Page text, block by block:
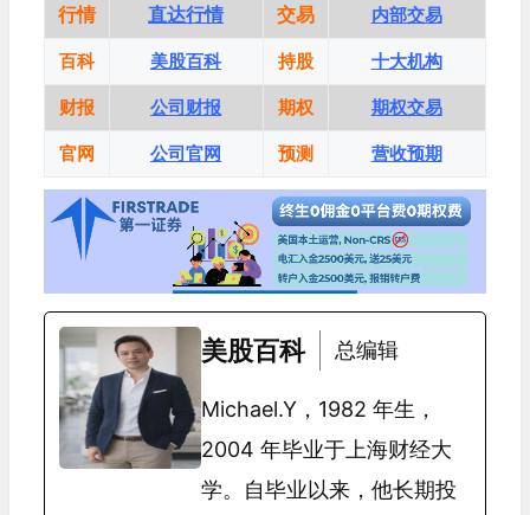
行情 直达行情 交易 内部交易
百科 美股百科 持股 十大机构
财报 公司财报 期权 期权交易
官网 公司官网 预测 营收预期
美股百科 总编辑
Michael.Y，1982 年生，
2004 年毕业于上海财经大
学。自毕业以来，他长期投